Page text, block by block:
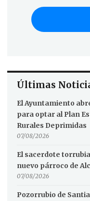
Últimas
El Ayuntamiento
para optar al Plan
Rurales Deprimidas
07/08/2026
El sacerdote
nuevo párroco de
07/08/2026
Pozorrubio de